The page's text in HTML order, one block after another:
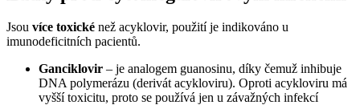
Jsou více toxické než acyklovir, použití je indikováno u
imunodeficitních pacientů.
Ganciklovir – je analogem guanosinu, díky čemuž inhibuje
DNA polymerázu (derivát acykloviru). Oproti acykloviru má
vyšší toxicitu, proto se používá jen u závažných infekcí